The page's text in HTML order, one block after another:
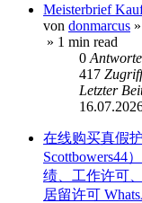
Meisterbrief
von donmarcus »
» 1 min read
0
417
Letzter
在线购买真假
Scottbowers44
绩、工作许可
居留许可